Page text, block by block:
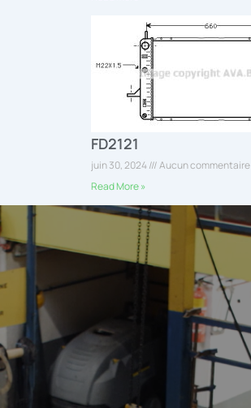
FD2121
juin 30, 2024
Aucun commentaire
Read More »